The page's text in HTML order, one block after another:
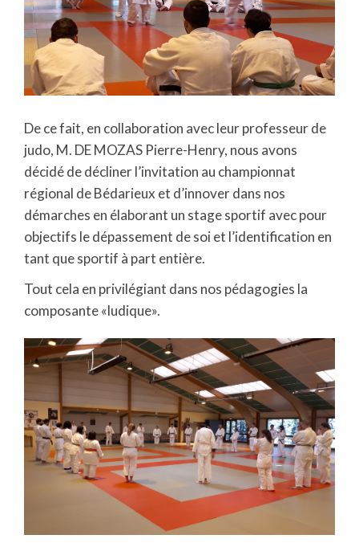
De ce fait, en collaboration avec leur professeur de
judo, M. DE MOZAS Pierre-Henry, nous avons
décidé de décliner l’invitation au championnat
régional de Bédarieux et d’innover dans nos
démarches en élaborant un stage sportif avec pour
objectifs le dépassement de soi et l’identification en
tant que sportif à part entière.
Tout cela en privilégiant dans nos pédagogies la
composante «ludique».